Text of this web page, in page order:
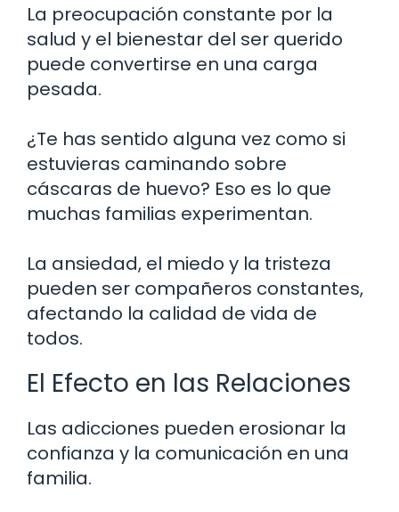
La preocupación constante por la
salud y el bienestar del ser querido
puede convertirse en una carga
pesada.
¿Te has sentido alguna vez como si
estuvieras caminando sobre
cáscaras de huevo? Eso es lo que
muchas familias experimentan.
La ansiedad, el miedo y la tristeza
pueden ser compañeros constantes,
afectando la calidad de vida de
todos.
El Efecto en las Relaciones
Las adicciones pueden erosionar la
confianza y la comunicación en una
familia.